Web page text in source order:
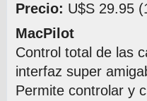
Precio: U$S 29.95
MacPilot
Control total de las
interfaz super
Permite controlar y